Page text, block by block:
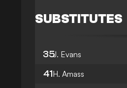
SUBSTITUTES
35J. Evans
41H. Amass